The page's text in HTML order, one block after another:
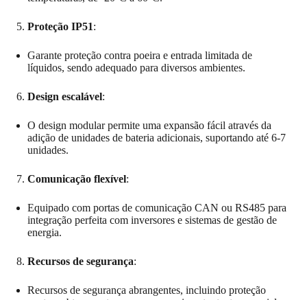
Proteção IP51:
Garante proteção contra poeira e entrada limitada de
líquidos, sendo adequado para diversos ambientes.
Design escalável:
O design modular permite uma expansão fácil através da
adição de unidades de bateria adicionais, suportando até 6-7
unidades.
Comunicação flexível:
Equipado com portas de comunicação CAN ou RS485 para
integração perfeita com inversores e sistemas de gestão de
energia.
Recursos de segurança:
Recursos de segurança abrangentes, incluindo proteção